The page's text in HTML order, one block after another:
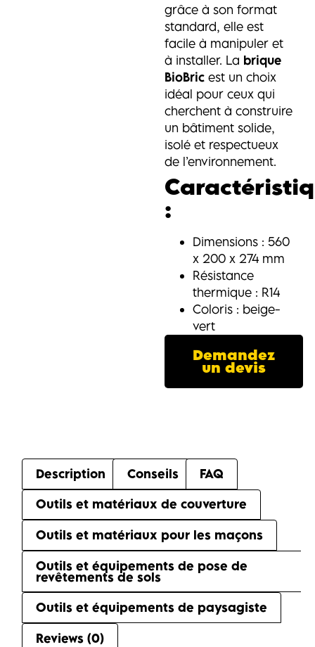
grâce à son format
standard, elle est
facile à manipuler et
à installer. La brique
BioBricest un choix
idéal pour ceux qui
cherchent à construire
un bâtiment solide,
isolé et respectueux
de l’environnement.
:
Dimensions : 560
x 200 x 274 mm
Résistance
thermique : R14
Coloris : beige-
vert
Demandez
un devis
Description Conseils
FAQ
Outils et matériaux de couverture
Outils et matériaux pour les maçons
Outils et équipements de pose de
revêtements de sols
Outils et équipements de paysagiste
Reviews (0)